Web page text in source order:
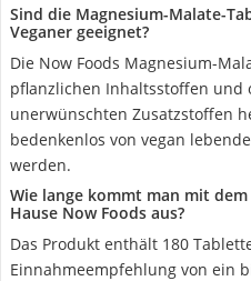
Sind die Magnesium-Malate-
Veganer geeignet?
Die Now Foods Magnesium-
pflanzlichen Inhaltsstoffen und
unerwünschten Zusatzstoffen
bedenkenlos von vegan
werden.
Wie lange kommt man mit
Hause Now Foods aus?
Das Produkt enthält 180
Einnahmeempfehlung von ein